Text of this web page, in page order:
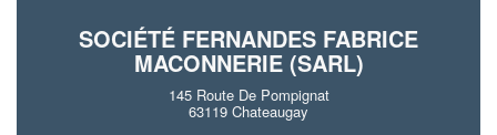
SOCIÉTÉ FERNANDES FABRICE
MACONNERIE (SARL)
145 Route De Pompignat
63119 Chateaugay